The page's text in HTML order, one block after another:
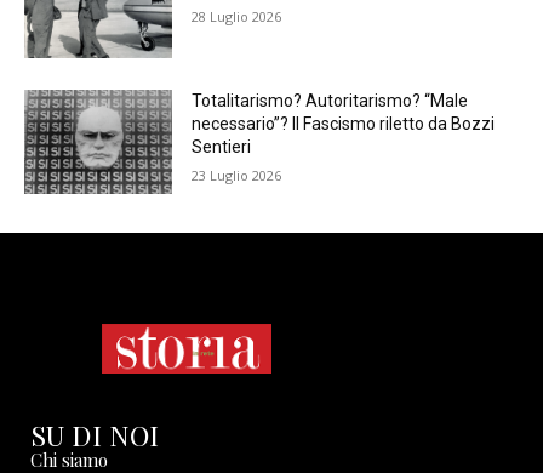
28 Luglio 2026
Totalitarismo? Autoritarismo? “Male
necessario”? Il Fascismo riletto da Bozzi
Sentieri
23 Luglio 2026
SU DI NOI
Chi siamo